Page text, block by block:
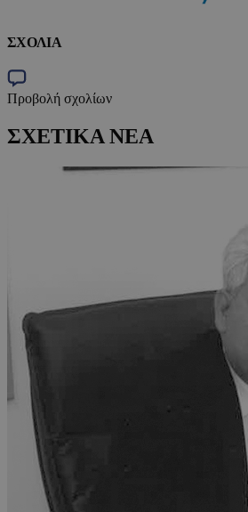
ΣΧΟΛΙΑ
Προβολή σχολίων
ΣΧΕΤΙΚΑ ΝΕΑ